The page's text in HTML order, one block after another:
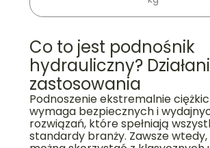
Co to jest podnośnik
hydrauliczny?
zastosowania
Podnoszenie ekstremalnie
wymaga bezpiecznych i
rozwiązań, które spełniają
standardy branży. Zawsze wtedy,